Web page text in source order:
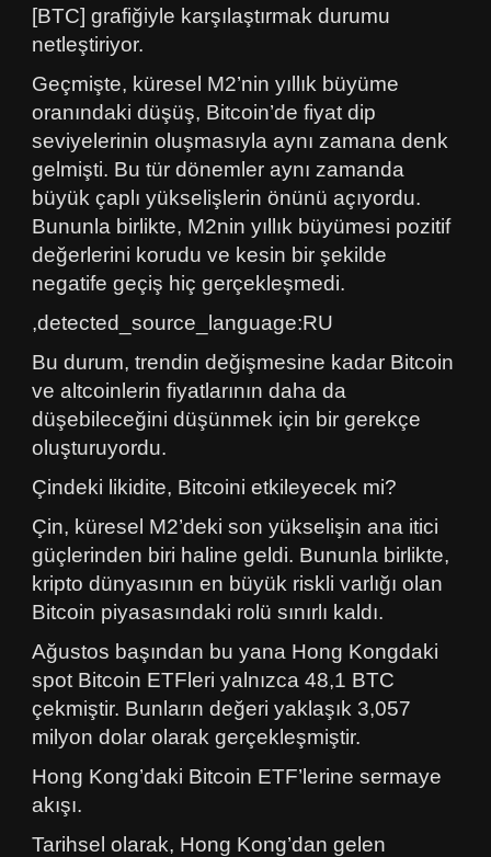
[BTC] grafiğiyle karşılaştırmak durumu
netleştiriyor.
Geçmişte, küresel M2’nin yıllık büyüme
oranındaki düşüş, Bitcoin’de fiyat dip
seviyelerinin oluşmasıyla aynı zamana denk
gelmişti. Bu tür dönemler aynı zamanda
büyük çaplı yükselişlerin önünü açıyordu.
Bununla birlikte, M2nin yıllık büyümesi pozitif
değerlerini korudu ve kesin bir şekilde
negatife geçiş hiç gerçekleşmedi.
,detected_source_language:RU
Bu durum, trendin değişmesine kadar Bitcoin
ve altcoinlerin fiyatlarının daha da
düşebileceğini düşünmek için bir gerekçe
oluşturuyordu.
Çindeki likidite, Bitcoini etkileyecek mi?
Çin, küresel M2’deki son yükselişin ana itici
güçlerinden biri haline geldi. Bununla birlikte,
kripto dünyasının en büyük riskli varlığı olan
Bitcoin piyasasındaki rolü sınırlı kaldı.
Ağustos başından bu yana Hong Kongdaki
spot Bitcoin ETFleri yalnızca 48,1 BTC
çekmiştir. Bunların değeri yaklaşık 3,057
milyon dolar olarak gerçekleşmiştir.
Hong Kong’daki Bitcoin ETF’lerine sermaye
akışı.
Tarihsel olarak, Hong Kong’dan gelen